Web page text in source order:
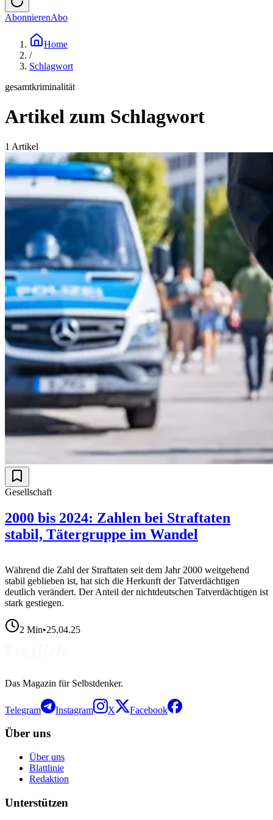
AbonnierenAbo
Home
/
Schlagwort
gesamtkriminalität
Artikel zum Schlagwort
1 Artikel
Gesellschaft
2000 bis 2024: Zahlen bei Straftaten
stabil, Tätergruppe im Wandel
Während die Zahl der Straftaten seit dem Jahr 2000 weitgehend
stabil geblieben ist, hat sich die Herkunft der Tatverdächtigen
deutlich verändert. Der Anteil der nichtdeutschen Tatverdächtigen ist
stark gestiegen.
2 Min•25.04.25
Das Magazin für Selbstdenker.
Telegram Instagram X Facebook
Über uns
Über uns
Blattlinie
Redaktion
Unterstützen